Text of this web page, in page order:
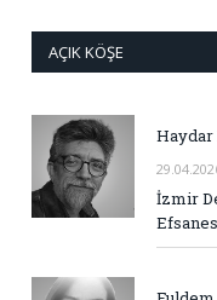
AÇIK KÖŞE
Haydar
İzmir